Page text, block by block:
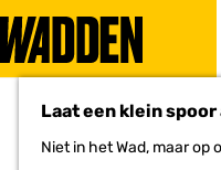
Laat een klein
Niet in het Wad, maar op
G